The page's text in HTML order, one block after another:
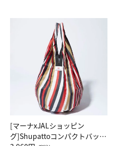
[マーナxJALショッピン
グ]Shupattoコンパクトバッグ